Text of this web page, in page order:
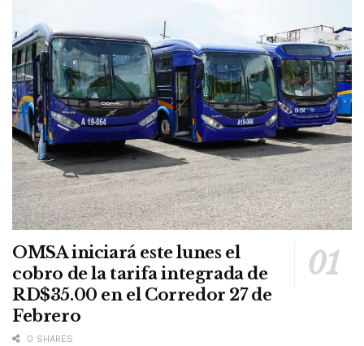
OMSA iniciará este lunes el
cobro de la tarifa integrada de
RD$35.00 en el Corredor 27 de
Febrero
0 SHARES